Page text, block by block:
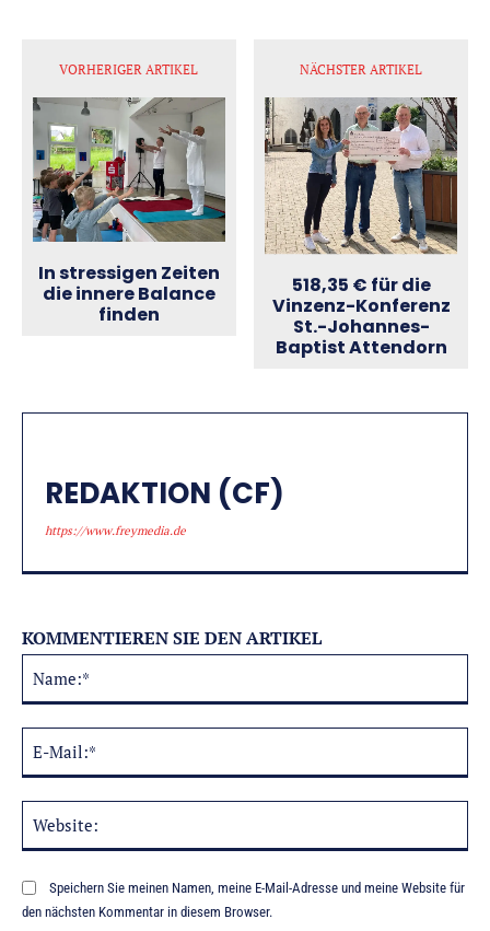
VORHERIGER ARTIKEL
In stressigen Zeiten
die innere Balance
finden
NÄCHSTER ARTIKEL
518,35 € für die
Vinzenz-Konferenz
St.-Johannes-
Baptist Attendorn
REDAKTION (CF)
https://www.freymedia.de
KOMMENTIEREN SIE DEN ARTIKEL
Speichern Sie meinen Namen, meine E-Mail-Adresse und meine Website für
den nächsten Kommentar in diesem Browser.